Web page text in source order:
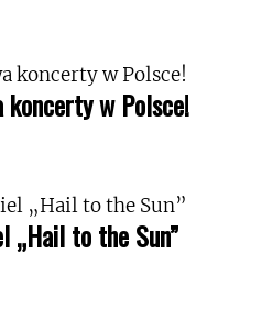
koncerty w Polsce!
„Hail to the Sun”